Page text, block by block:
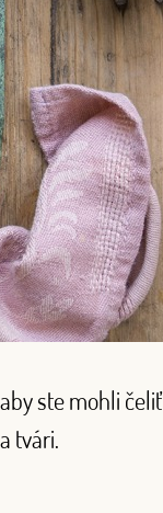
ste mohli čeliť
tvári.